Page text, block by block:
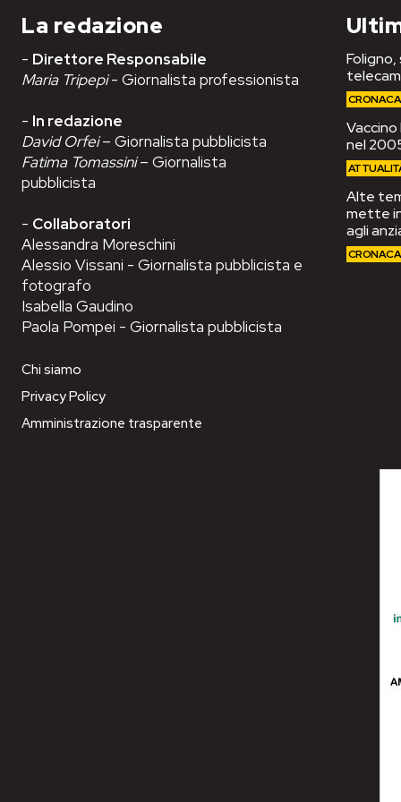
La redazione
- Direttore Responsabile
Maria Tripepi- Giornalista professionista
- In redazione
David Orfei– Giornalista pubblicista
Fatima Tomassini– Giornalista
pubblicista
- Collaboratori
Alessandra Moreschini
Alessio Vissani - Giornalista pubblicista e
fotografo
Isabella Gaudino
Paola Pompei - Giornalista pubblicista
Chi siamo
Privacy Policy
Amministrazione trasparente
CRONACA
nel
Alte
mette
agli
CRONACA